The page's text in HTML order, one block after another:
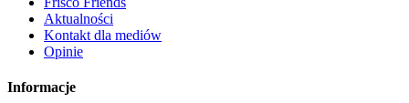
Aktualności
Kontakt dla mediów
Opinie
Informacje